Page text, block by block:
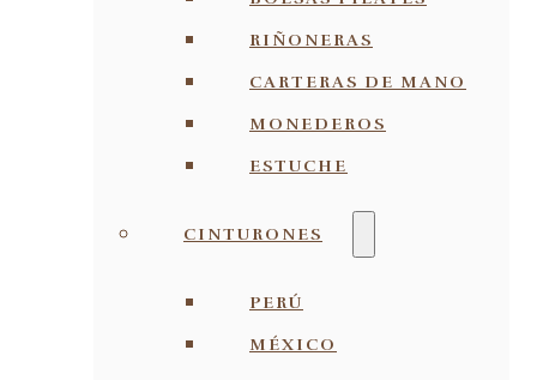
RIÑONERAS
CARTERAS DE MANO
MONEDEROS
ESTUCHE
CINTURONES
PERÚ
MÉXICO